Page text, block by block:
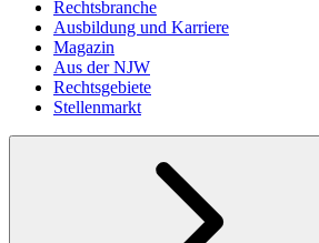
Rechtsbranche
Ausbildung und Karriere
Magazin
Aus der NJW
Rechtsgebiete
Stellenmarkt